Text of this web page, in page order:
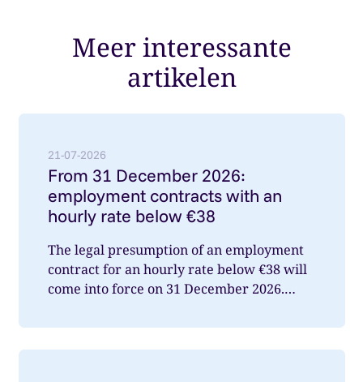
Meer interessante
artikelen
21-07-2026
From 31 December 2026:
employment contracts with an
hourly rate below €38
The legal presumption of an employment
contract for an hourly rate below €38 will
come into force on 31 December 2026.